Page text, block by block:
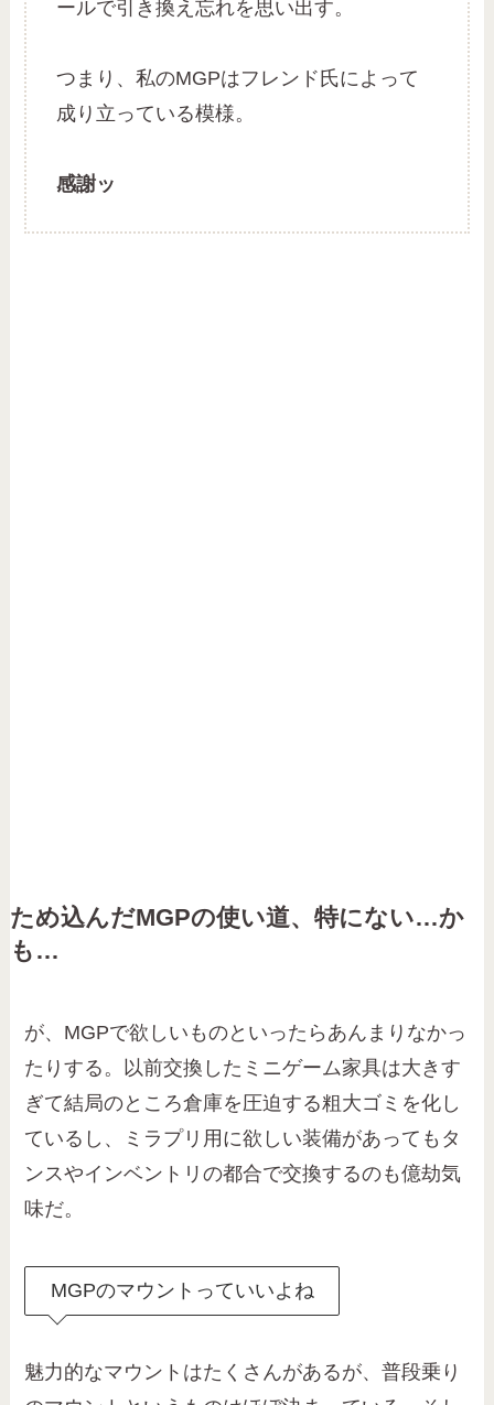
ールで引き換え忘れを思い出す。
つまり、私のMGPはフレンド氏によって
成り立っている模様。
感謝ッ
ため込んだMGPの使い道、特にない…か
も…
が、MGPで欲しいものといったらあんまりなかっ
たりする。以前交換したミニゲーム家具は大きす
ぎて結局のところ倉庫を圧迫する粗大ゴミを化し
ているし、ミラプリ用に欲しい装備があってもタ
ンスやインベントリの都合で交換するのも億劫気
味だ。
MGPのマウントっていいよね
魅力的なマウントはたくさんがあるが、普段乗り